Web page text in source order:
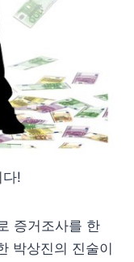
!
증거조사를 한
박상진의 진술이